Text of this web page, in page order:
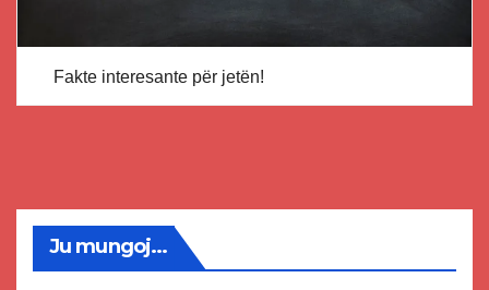
Fakte interesante për jetën!
Ju mungoj...